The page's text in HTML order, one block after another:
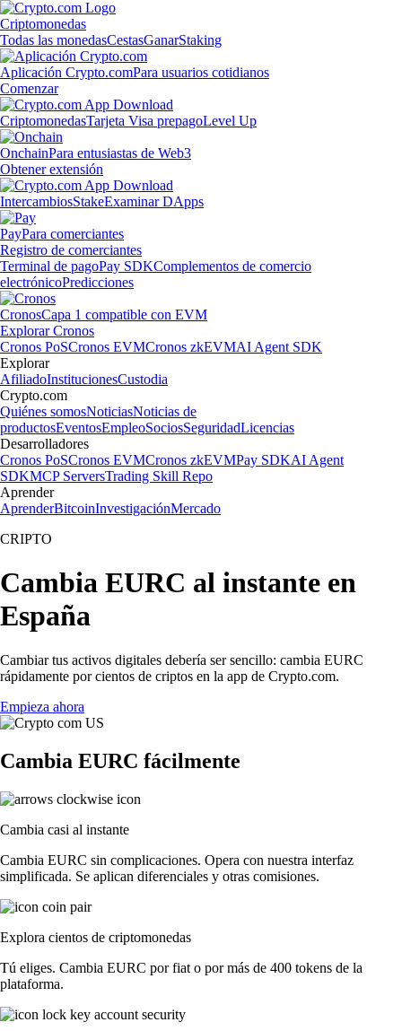
Criptomonedas
Todas las monedasCestasGanarStaking
Aplicación Crypto.comPara usuarios cotidianos
Comenzar
CriptomonedasTarjeta Visa prepagoLevel Up
OnchainPara entusiastas de Web3
Obtener extensión
IntercambiosStakeExaminar DApps
PayPara comerciantes
Registro de comerciantes
Terminal de pagoPay SDKComplementos de comercio
electrónicoPredicciones
CronosCapa 1 compatible con EVM
Explorar Cronos
Cronos PoSCronos EVMCronos zkEVMAI Agent SDK
Explorar
AfiliadoInstitucionesCustodia
Crypto.com
Quiénes somosNoticiasNoticias de
productosEventosEmpleoSociosSeguridadLicencias
Desarrolladores
Cronos PoSCronos EVMCronos zkEVMPay SDKAI Agent
SDKMCP ServersTrading Skill Repo
Aprender
AprenderBitcoinInvestigaciónMercado
CRIPTO
Cambia EURC al instante en
España
Cambiar tus activos digitales debería ser sencillo: cambia EURC
rápidamente por cientos de criptos en la app de Crypto.com.
Empieza ahora
Cambia EURC fácilmente
Cambia casi al instante
Cambia EURC sin complicaciones. Opera con nuestra interfaz
simplificada. Se aplican diferenciales y otras comisiones.
Explora cientos de criptomonedas
Tú eliges. Cambia EURC por fiat o por más de 400 tokens de la
plataforma.